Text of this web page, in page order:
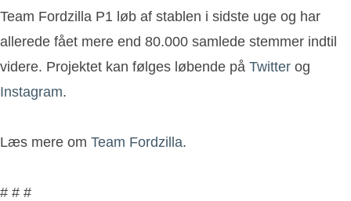
Team Fordzilla P1 løb af stablen i sidste uge og har
allerede fået mere end 80.000 samlede stemmer indtil
videre. Projektet kan følges løbende på Twitter og
Instagram.
Læs mere om Team Fordzilla.
# # #